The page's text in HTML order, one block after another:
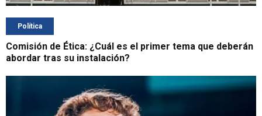
Política
Comisión de Ética: ¿Cuál es el primer tema que deberán
abordar tras su instalación?